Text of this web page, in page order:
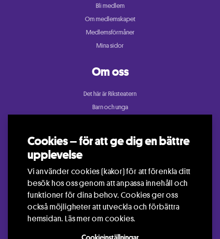
Cookies – för att ge dig en bättre
upplevelse
Vi använder cookies (kakor) för att förenkla ditt
besök hos oss genom att anpassa innehåll och
funktioner för dina behov. Cookies ger oss
också möjligheter att utveckla och förbättra
hemsidan.Läs mer om cookies.
Cookieinställningar
Bli medlem
Om medlemskapet
Medlemsförmåner
Mina sidor
Om oss
Det här är Riksteatern
Barn och unga
Konsert och festival
Samtida cirkus
Teater